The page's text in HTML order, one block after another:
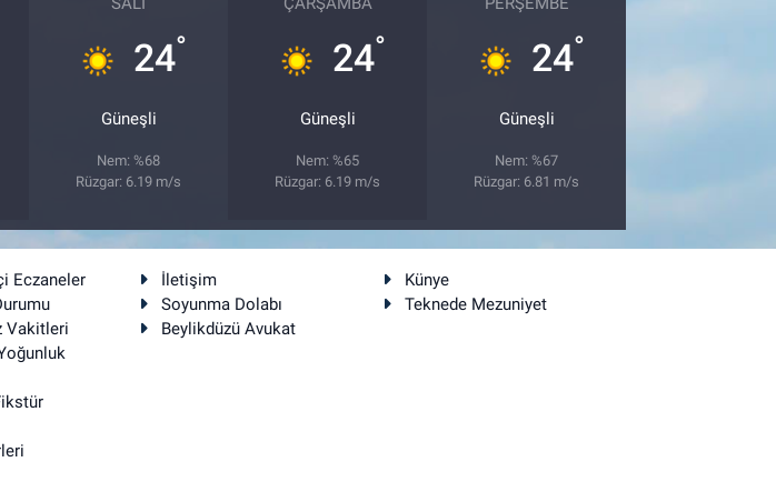
24°
Güneşli
Nem: %68
Rüzgar: 6.19 m/s
24°
Güneşli
Nem: %65
Rüzgar: 6.19 m/s
24°
Güneşli
Nem: %67
Rüzgar: 6.81 m/s
Eczaneler
Vakitleri
İletişim
Künye
Soyunma Dolabı
Teknede Mezuniyet
Beylikdüzü Avukat